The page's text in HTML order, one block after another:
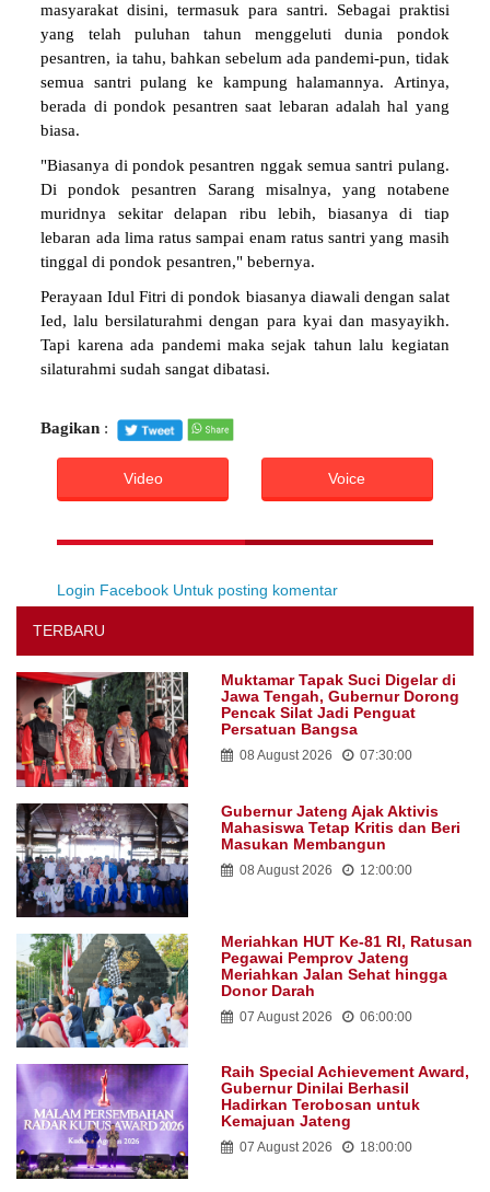
masyarakat disini, termasuk para santri. Sebagai praktisi
yang telah puluhan tahun menggeluti dunia pondok
pesantren, ia tahu, bahkan sebelum ada pandemi-pun, tidak
semua santri pulang ke kampung halamannya. Artinya,
berada di pondok pesantren saat lebaran adalah hal yang
biasa.
"Biasanya di pondok pesantren nggak semua santri pulang.
Di pondok pesantren Sarang misalnya, yang notabene
muridnya sekitar delapan ribu lebih, biasanya di tiap
lebaran ada lima ratus sampai enam ratus santri yang masih
tinggal di pondok pesantren," bebernya.
Perayaan Idul Fitri di pondok biasanya diawali dengan salat
Ied, lalu bersilaturahmi dengan para kyai dan masyayikh.
Tapi karena ada pandemi maka sejak tahun lalu kegiatan
silaturahmi sudah sangat dibatasi.
Bagikan :
Video Voice
Login Facebook Untuk posting komentar
TERBARU
Muktamar Tapak Suci Digelar di
Jawa Tengah, Gubernur Dorong
Pencak Silat Jadi Penguat
Persatuan Bangsa
08 August 2026 07:30:00
Gubernur Jateng Ajak Aktivis
Mahasiswa Tetap Kritis dan Beri
Masukan Membangun
08 August 2026 12:00:00
Meriahkan HUT Ke-81 RI, Ratusan
Pegawai Pemprov Jateng
Meriahkan Jalan Sehat hingga
Donor Darah
07 August 2026 06:00:00
Raih Special Achievement Award,
Gubernur Dinilai Berhasil
Hadirkan Terobosan untuk
Kemajuan Jateng
07 August 2026 18:00:00